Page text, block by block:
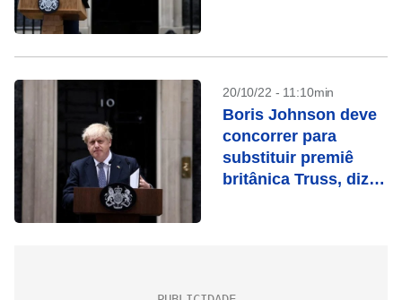
20/10/22 - 11:10min
Boris Johnson deve
concorrer para
substituir premiê
britânica Truss, diz